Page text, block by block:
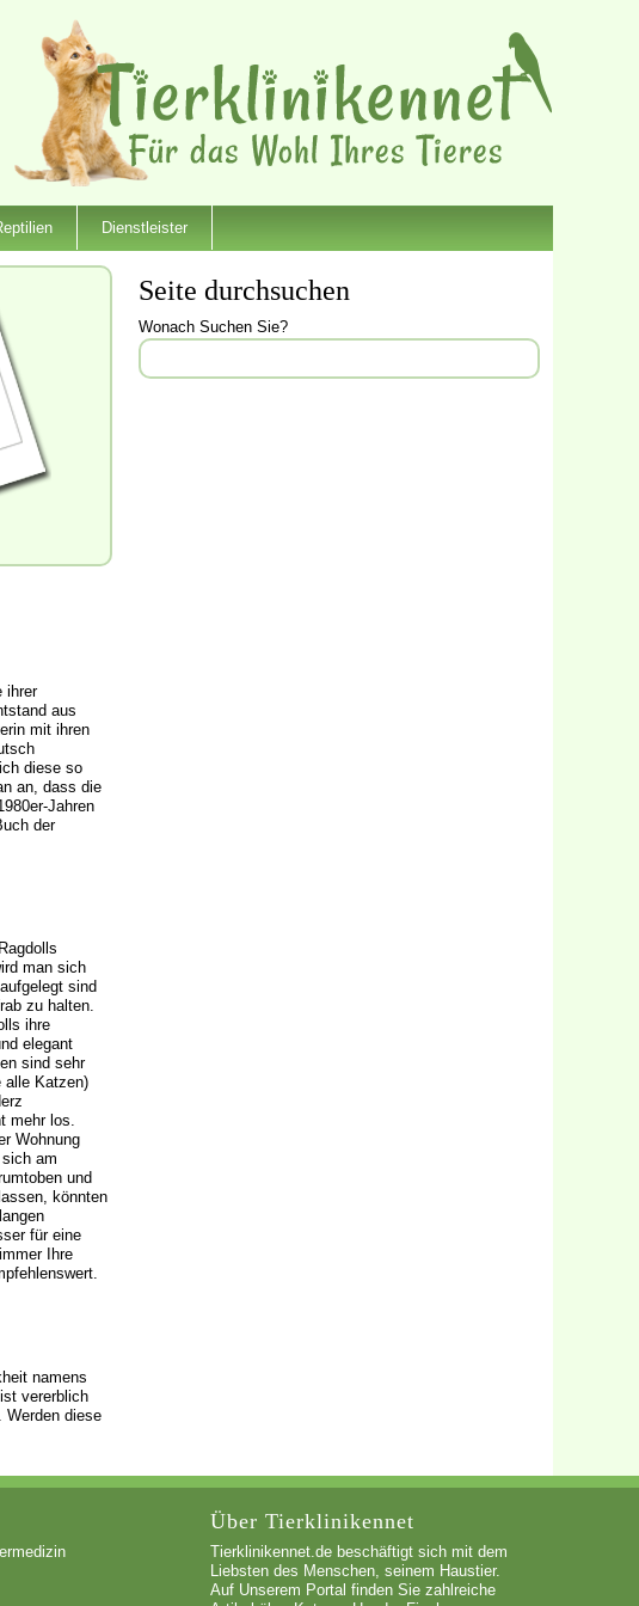
Dienstleister
ihrer
aus
mit ihren
diese so
an, dass die
Jahren
der
man sich
sind
zu halten.
ihre
elegant
sind sehr
alle Katzen)
mehr los.
Wohnung
am
und
könnten
für eine
Ihre
namens
vererblich
Werden diese
Seite durchsuchen
Wonach Suchen Sie?
Über Tierklinikennet
Tierklinikennet.de beschäftigt sich mit dem
Liebsten des Menschen, seinem Haustier.
Auf Unserem Portal finden Sie zahlreiche